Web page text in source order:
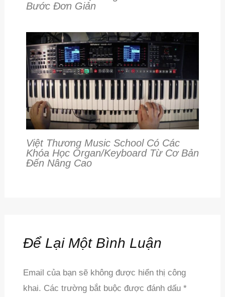
Bước Đơn Giản
Việt Thương Music School Có Các
Khóa Học Organ/keyboard Từ Cơ Bản
Đến Nâng Cao
Để Lại Một Bình Luận
Email của bạn sẽ không được hiển thị công
khai. Các trường bắt buộc được đánh dấu *